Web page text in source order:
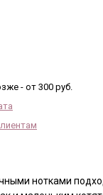
- от 300 руб.
нотками